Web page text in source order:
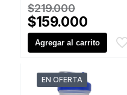
$219.000
precio
original
era:
$159.000
precio
actual
Agregar al carrito
EN OFERTA